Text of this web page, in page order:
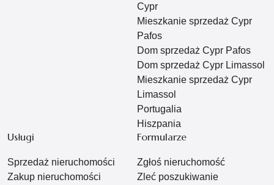
Cypr
Mieszkanie sprzedaż Cypr
Pafos
Dom sprzedaż Cypr Pafos
Dom sprzedaż Cypr Limassol
Mieszkanie sprzedaż Cypr
Limassol
Portugalia
Hiszpania
Usługi
Sprzedaż nieruchomości
Zakup nieruchomości
Formularze
Zgłoś nieruchomość
Zleć poszukiwanie